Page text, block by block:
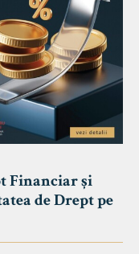
Financiar și
de Drept pe